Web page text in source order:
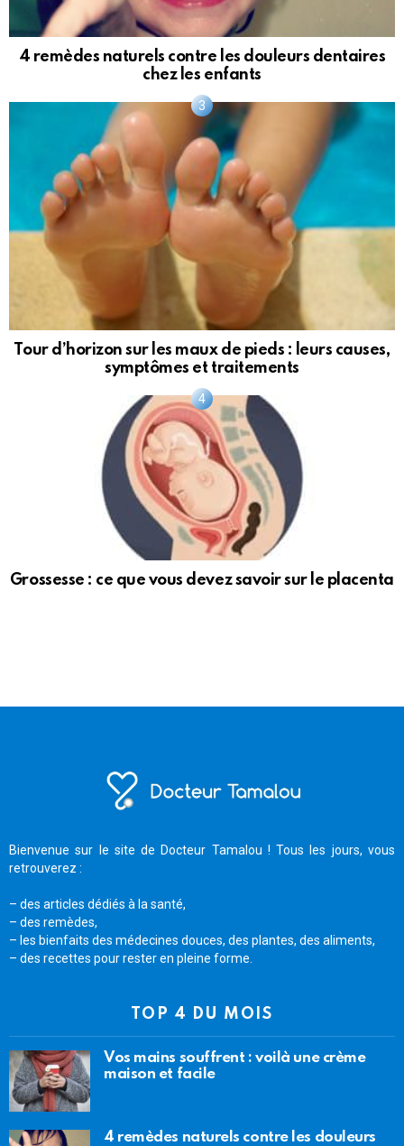
4 remèdes naturels contre les douleurs dentaires
chez les enfants
Tour d’horizon sur les maux de pieds : leurs causes,
symptômes et traitements
Grossesse : ce que vous devez savoir sur le placenta
Bienvenue sur le site de Docteur Tamalou ! Tous les jours, vous
retrouverez :
– des articles dédiés à la santé,
– des remèdes,
– les bienfaits des médecines douces, des plantes, des aliments,
– des recettes pour rester en pleine forme.
TOP 4 DU MOIS
Vos mains souffrent : voilà une crème
maison et facile
4 remèdes naturels contre les douleurs